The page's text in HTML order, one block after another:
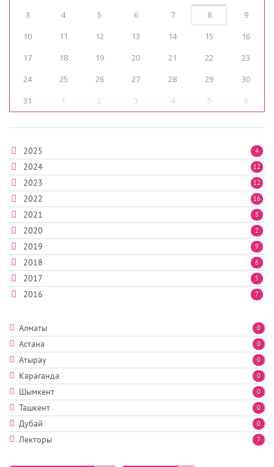
3
4 5 6 7 8
9
10
11 12 13 14 15
16
17
18 19 20 21 22
23
24
25 26 27 28 29
30
31
1 2 3 4 5 6
2025 4
2024 12
2023 12
2022 16
2021 8
2020 2
2019 9
2018 6
2017 5
2016 7
0
Алматы
0
Астана
0
Атырау
0
Караганда
0
Шымкент
0
Ташкент
0
Дубай
7
Лекторы